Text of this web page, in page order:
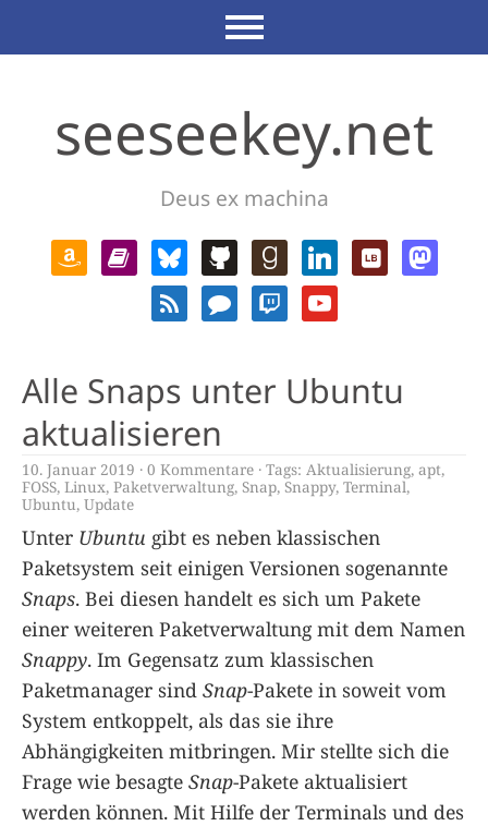
seeseekey.net
Deus ex machina
Alle Snaps unter Ubuntu
aktualisieren
10. Januar 2019 0 Kommentare Tags: Aktualisierung, apt,
FOSS, Linux, Paketverwaltung, Snap, Snappy, Terminal,
Ubuntu, Update
Unter Ubuntu gibt es neben klassischen
Paketsystem seit einigen Versionen sogenannte
Snaps. Bei diesen handelt es sich um Pakete
einer weiteren Paketverwaltung mit dem Namen
Snappy. Im Gegensatz zum klassischen
Paketmanager sind Snap-Pakete in soweit vom
System entkoppelt, als das sie ihre
Abhängigkeiten mitbringen. Mir stellte sich die
Frage wie besagte Snap-Pakete aktualisiert
werden können. Mit Hilfe der Terminals und des